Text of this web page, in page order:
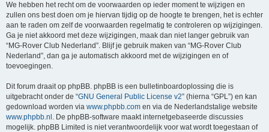
We hebben het recht om de voorwaarden op ieder moment te wijzigen en
zullen ons best doen om je hiervan tijdig op de hoogte te brengen, het is echter
aan te raden om zelf de voorwaarden regelmatig te controleren op wijzigingen.
Ga je niet akkoord met deze wijzigingen, maak dan niet langer gebruik van
“MG-Rover Club Nederland”. Blijf je gebruik maken van “MG-Rover Club
Nederland”, dan ga je automatisch akkoord met de wijzigingen en of
toevoegingen.
Dit forum draait op phpBB. phpBB is een bulletinboardoplossing die is
uitgebracht onder de “GNU General Public License v2” (hierna “GPL”) en kan
gedownload worden via www.phpbb.com en via de Nederlandstalige website
www.phpbb.nl . De phpBB-software maakt internetgebaseerde discussies
mogelijk. phpBB Limited is niet verantwoordelijk voor wat wordt toegestaan of